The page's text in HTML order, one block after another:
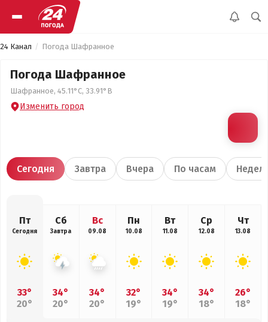
24 Канал Погода Шафранное
Погода Шафранное
Шафранное, 45.11°С, 33.91°В
Изменить город
Сегодня Завтра Вчера По часам
Пт
Сегодня
33°
20°
Сб
Завтра
34°
20°
Вс
09.08
34°
20°
Пн
10.08
32°
19°
Вт
11.08
34°
19°
Ср
12.08
34°
18°
Чт
13.08
26°
18°